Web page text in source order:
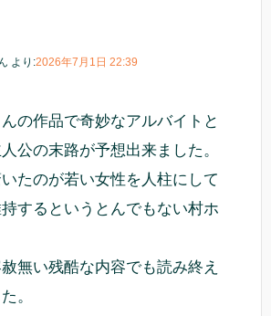
より:2026年7月1日 22:39
の作品で奇妙なアルバイトと
公の末路が予想出来ました。
たのが若い女性を人柱にして
するというとんでもない村ホ
無い残酷な内容でも読み終え
。